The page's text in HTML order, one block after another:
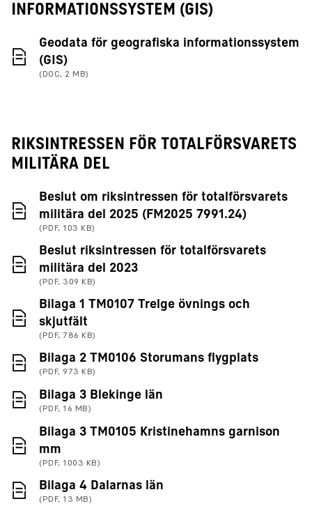
INFORMATIONSSYSTEM (GIS)
Geodata för geografiska informationssystem
(GIS)
(DOC, 2 MB)
RIKSINTRESSEN FÖR TOTALFÖRSVARETS
MILITÄRA DEL
Beslut om riksintressen för totalförsvarets
militära del 2025 (FM2025 7991.24)
(PDF, 103 KB)
Beslut riksintressen för totalförsvarets
militära del 2023
(PDF, 309 KB)
Bilaga 1 TM0107 Trelge övnings och
skjutfält
(PDF, 786 KB)
Bilaga 2 TM0106 Storumans flygplats
(PDF, 973 KB)
Bilaga 3 Blekinge län
(PDF, 16 MB)
Bilaga 3 TM0105 Kristinehamns garnison
mm
(PDF, 1003 KB)
Bilaga 4 Dalarnas län
(PDF, 13 MB)